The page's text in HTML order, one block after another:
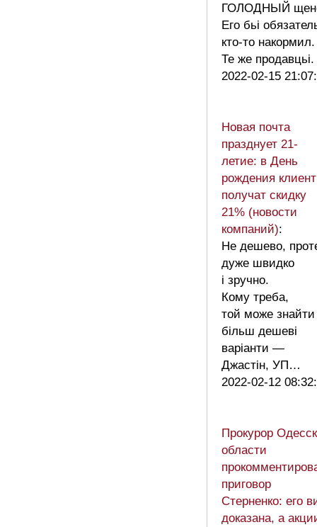
ГОЛОДНЬІЙ
Его бьі
кто-то накормил.
Те же
2022-02-15
Новая почта
празднует 21-
летие: в День
рождения
получат скидку
21% (новости
компаний):
Не дешево,
дуже швидко
і зручно.
Кому треба,
той може знайти
більш дешеві
варіанти —
Джастін, УП…
2022-02-12
Прокурор
области
приговор
Стерненко: его
доказана, а